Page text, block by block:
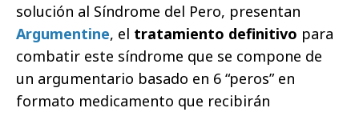
solución al Síndrome del Pero, presentan
Argumentine, el tratamiento definitivo para
combatir este síndrome que se compone de
un argumentario basado en 6 “peros” en
formato medicamento que recibirán